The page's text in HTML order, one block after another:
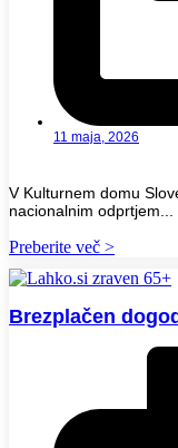
11 maja, 2026
V Kulturnem domu
nacionalnim odprtjem...
Preberite več >
Brezplačen